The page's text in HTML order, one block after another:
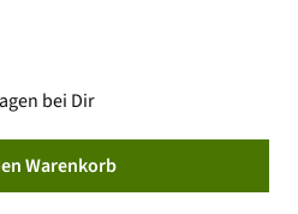
bei Dir
Warenkorb